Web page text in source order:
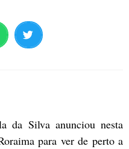
da Silva anunciou nesta
para ver de perto a